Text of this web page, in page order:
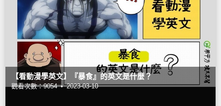
【看動漫學英文】『暴食』的英文是什麼？
觀看次數：9054 • 2023-03-10